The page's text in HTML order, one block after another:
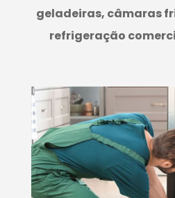
geladeiras, câmaras
refrigeração